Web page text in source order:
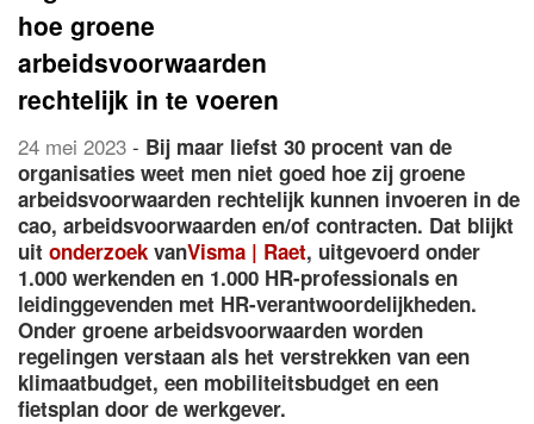
hoe groene
arbeidsvoorwaarden
rechtelijk in te voeren
24 mei 2023 - Bij maar liefst 30 procent van de
organisaties weet men niet goed hoe zij groene
arbeidsvoorwaarden rechtelijk kunnen invoeren in de
cao, arbeidsvoorwaarden en/of contracten. Dat blijkt
uit onderzoek vanVisma | Raet, uitgevoerd onder
1.000 werkenden en 1.000 HR-professionals en
leidinggevenden met HR-verantwoordelijkheden.
Onder groene arbeidsvoorwaarden worden
regelingen verstaan als het verstrekken van een
klimaatbudget, een mobiliteitsbudget en een
fietsplan door de werkgever.